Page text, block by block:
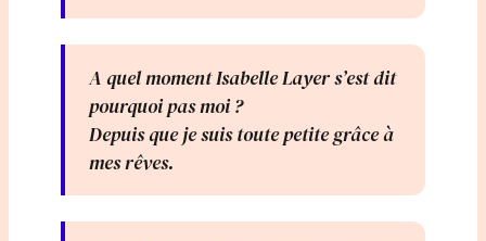
A quel moment Isabelle Layer s’est dit
pourquoi pas moi ?
Depuis que je suis toute petite grâce à
mes rêves.